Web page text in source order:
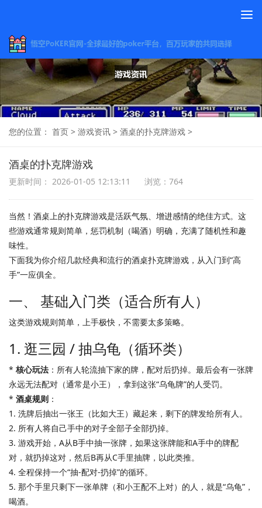
您的位置： 首页 > 游戏资讯 > 酒桌的扑克牌游戏 >
酒桌的扑克牌游戏
更新时间： 2026-01-05 12:13:11 浏览：764
当然！酒桌上的扑克牌游戏是活跃气氛、增进感情的绝佳方式。这
些游戏通常规则简单，惩罚机制（喝酒）明确，充满了随机性和趣
味性。
下面我为你介绍几款经典和流行的酒桌扑克牌游戏，从入门到“高
手”一应俱全。
一、 基础入门类（适合所有人）
这类游戏规则简单，上手极快，不需要太多策略。
1. 逛三园 / 抽乌龟（循环类）
* 核心玩法 ：所有人轮流抽下家的牌，配对后扔掉。最后会有一张牌
永远无法配对（通常是小王），拿到这张“乌龟牌”的人受罚。
* 酒桌规则 ：
1. 洗牌后抽出一张王（比如大王）藏起来，剩下的牌发给所有人。
2. 所有人将自己手中的对子全部子全部扔掉。
3. 游戏开始，A从B手中抽一张牌，如果这张牌能和A手中的牌配
对，就扔掉这对，然后B再从C手里抽牌，以此类推。
4. 全程保持一个“抽-配对-扔掉”的循环。
5. 那个手里只剩下一张单牌（和小王配不上对）的人，就是“乌龟”，
喝酒。